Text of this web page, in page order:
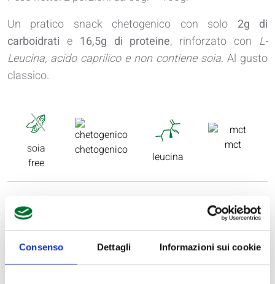
Consenso Dettagli Informazioni sui cookie
Un pratico snack chetogenico con solo 2g di
carboidrati e 16,5g di proteine, rinforzato con L-
Leucina, acido caprilico e non contiene soia. Al gusto
classico.
soia
free
chetogenico leucina
mct